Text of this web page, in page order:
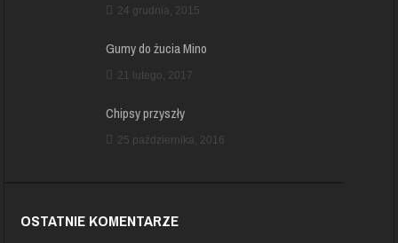
24 grudnia, 2015
Gumy do żucia Mino
21 lutego, 2017
Chipsy przyszły
25 października, 2016
OSTATNIE KOMENTARZE